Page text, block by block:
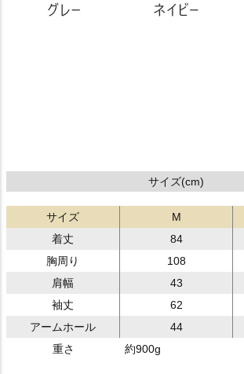
サイズ(cm)
サイズ M
着丈
84
胸周り
108
肩幅
43
袖丈
62
アームホール
44
重さ
約900g